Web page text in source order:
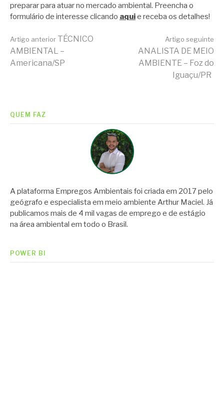
preparar para atuar no mercado ambiental. Preencha o
formulário de interesse clicando aquie receba os detalhes!
Continue
Artigo anterior TÉCNICO
AMBIENTAL –
Americana/SP
Artigo seguinte
ANALISTA DE MEIO
AMBIENTE – Foz do
Iguaçu/PR
QUEM FAZ
A plataforma Empregos Ambientais foi criada em 2017 pelo
geógrafo e especialista em meio ambiente Arthur Maciel. Já
publicamos mais de 4 mil vagas de emprego e de estágio
na área ambiental em todo o Brasil.
POWER BI